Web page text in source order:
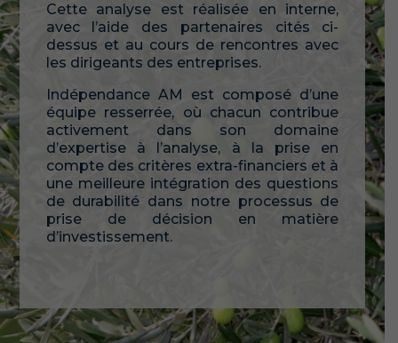
Cette analyse est réalisée en interne,
avec l’aide des partenaires cités ci-
dessus et au cours de rencontres avec
les dirigeants des entreprises.
Indépendance AM est composé d’une
équipe resserrée, où chacun contribue
activement dans son domaine
d’expertise à l’analyse, à la prise en
compte des critères extra-financiers et à
une meilleure intégration des questions
de durabilité dans notre processus de
prise de décision en matière
d’investissement.